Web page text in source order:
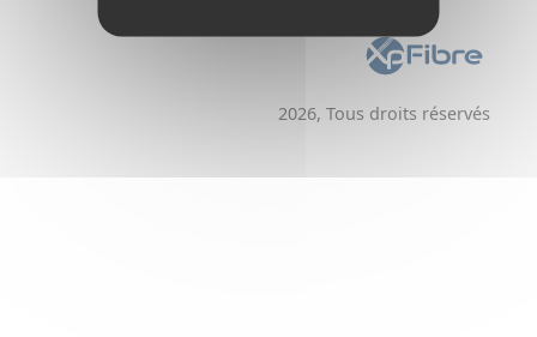
2026, Tous droits réservés